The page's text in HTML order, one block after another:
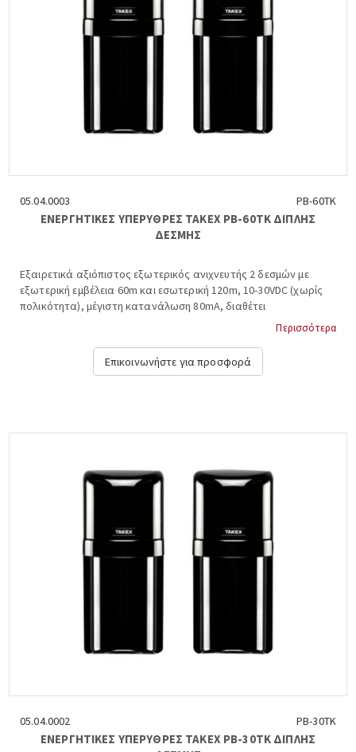
05.04.0003 PB-60TK
ΕΝΕΡΓΗΤΙΚΕΣ ΥΠΕΡΥΘΡΕΣ ΤΑΚΕΧ PB-60TK ΔΙΠΛΗΣ
ΔΕΣΜΗΣ
Εξαιρετικά αξιόπιστος εξωτερικός ανιχνευτής 2 δεσμών με
εξωτερική εμβέλεια 60m και εσωτερική 120m, 10-30VDC (χωρίς
πολικότητα), μέγιστη κατανάλωση 80mA, διαθέτει
αντιπαγωτικό κάλυμμα, ειδικό κύκλωμα αυτομάτου μεταβολής
ευαισθησίας και ειδική έξοδο για μέτρηση ισχύος, -25 +60 ºC,
διαστάσεις: 7,3x17x7,1 cm. TAKEX, PB-60TK....
Περισσότερα
Επικοινωνήστε για προσφορά
05.04.0002 PB-30TK
ΕΝΕΡΓΗΤΙΚΕΣ ΥΠΕΡΥΘΡΕΣ ΤΑΚΕΧ PB-30TK ΔΙΠΛΗΣ